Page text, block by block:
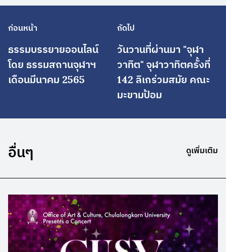
ก่อนหน้า
ธรรมบรรยายออนไลน์
โดย ธรรมสถานจุฬาฯ
เดือนมีนาคม 2565
ถัดไป
วันวานที่ผ่านมา "จุฬา
วาทิต" จุฬาวาทิตครั้งที่
142 ลิเกร่วมสมัย คณะ
มะขามป้อม
อื่นๆ ดูเพิ่มเติม